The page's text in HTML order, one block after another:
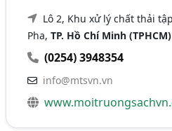
Lô 2, Khu xử lý chất thải
Pha,TP. Hồ Chí Minh (TPHCM)
(0254) 3948354
info@mtsvn.vn